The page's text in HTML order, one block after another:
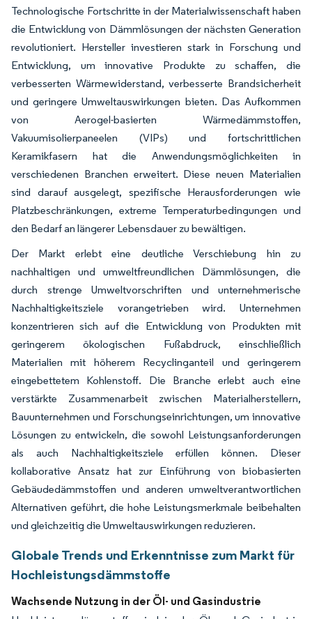
Technologische Fortschritte in der Materialwissenschaft haben
die Entwicklung von Dämmlösungen der nächsten Generation
revolutioniert. Hersteller investieren stark in Forschung und
Entwicklung, um innovative Produkte zu schaffen, die
verbesserten Wärmewiderstand, verbesserte Brandsicherheit
und geringere Umweltauswirkungen bieten. Das Aufkommen
von Aerogel-basierten Wärmedämmstoffen,
Vakuumisolierpaneelen (VIPs) und fortschrittlichen
Keramikfasern hat die Anwendungsmöglichkeiten in
verschiedenen Branchen erweitert. Diese neuen Materialien
sind darauf ausgelegt, spezifische Herausforderungen wie
Platzbeschränkungen, extreme Temperaturbedingungen und
den Bedarf an längerer Lebensdauer zu bewältigen.
Der Markt erlebt eine deutliche Verschiebung hin zu
nachhaltigen und umweltfreundlichen Dämmlösungen, die
durch strenge Umweltvorschriften und unternehmerische
Nachhaltigkeitsziele vorangetrieben wird. Unternehmen
konzentrieren sich auf die Entwicklung von Produkten mit
geringerem ökologischen Fußabdruck, einschließlich
Materialien mit höherem Recyclinganteil und geringerem
eingebettetem Kohlenstoff. Die Branche erlebt auch eine
verstärkte Zusammenarbeit zwischen Materialherstellern,
Bauunternehmen und Forschungseinrichtungen, um innovative
Lösungen zu entwickeln, die sowohl Leistungsanforderungen
als auch Nachhaltigkeitsziele erfüllen können. Dieser
kollaborative Ansatz hat zur Einführung von biobasierten
Gebäudedämmstoffen und anderen umweltverantwortlichen
Alternativen geführt, die hohe Leistungsmerkmale beibehalten
und gleichzeitig die Umweltauswirkungen reduzieren.
Globale Trends und Erkenntnisse zum Markt für
Hochleistungsdämmstoffe
Wachsende Nutzung in der Öl- und Gasindustrie